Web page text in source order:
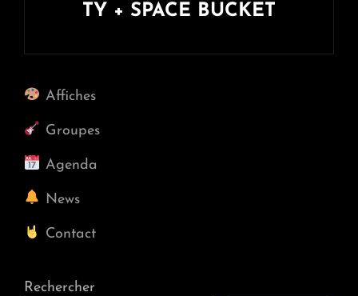
TY + SPACE BUCKET
Post
Affiches
Groupes
Agenda
News
Contact
Rechercher